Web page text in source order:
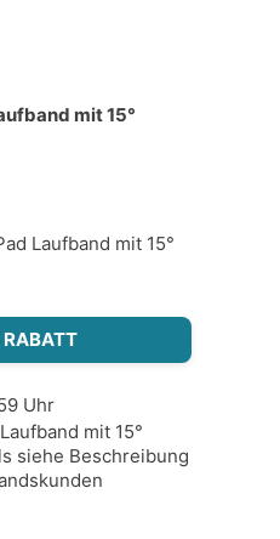
mit 15°
Laufband mit 15°
RABATT
Uhr
mit 15°
siehe Beschreibung